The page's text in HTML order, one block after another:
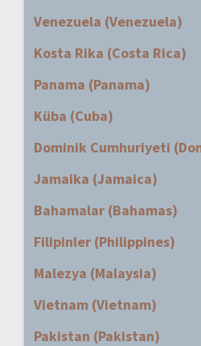
Venezuela (Venezuela)
Kosta Rika (Costa Rica)
Panama (Panama)
Küba (Cuba)
Dominik Cumhuriyeti
Jamaika (Jamaica)
Bahamalar (Bahamas)
Filipinler (Philippines)
Malezya (Malaysia)
Vietnam (Vietnam)
Pakistan (Pakistan)